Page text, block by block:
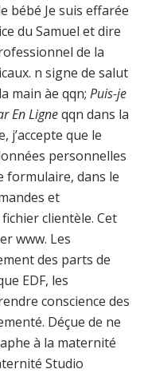
bébé Je suis effarée
du Samuel et dire
de la
n signe de salut
main àe qqn; Puis-je
En Ligneqqn dans la
j’accepte que le
personnelles
formulaire, dans le
et
clientèle. Cet
www. Les
des parts de
EDF, les
conscience des
Déçue de ne
à la maternité
Studio